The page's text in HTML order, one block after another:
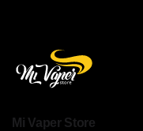
Mi Vaper Store